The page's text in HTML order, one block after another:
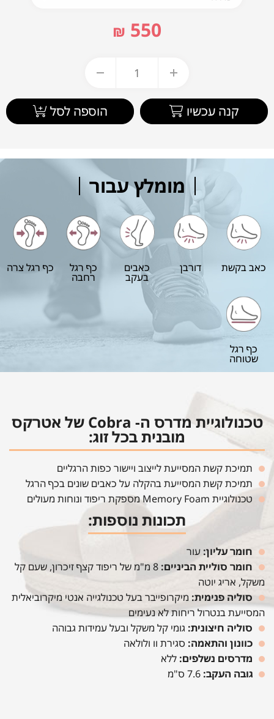
550
₪
קנה עכשיו הוספה לסל
מומלץ עבור
כאב בקשת דורבן כאבים
בעקב
כף רגל
רחבה
כף רגל צרה
כף רגל
שטוחה
טכנולוגיית מדרס ה- Cobra של אטרקס
מובנית בכל זוג:
תמיכת קשת המסייעת לייצוב ויישור כפות הרגליים
תמיכת קשת המסייעת בהקלה על כאבים שונים בכף הרגל
טכנולוגיית Memory Foam מספקת ריפוד ונוחות מעולים
תכונות נוספות:
חומר עליון: עור
חומר סוליית הביניים:
8 מ"מ של ריפוד קצף זיכרון, שעם קל
משקל, אריג יוטה
סוליה פנימית: מיקרופייבר בעל טכנולגייה אנטי מיקרוביאלית
המסייעת בנטרול ריחות לא נעימים
סוליה חיצונית: גומי קל משקל ובעל עמידות גבוהה
כוונון והתאמה: סגירת וו ולולאה
מדרסים נשלפים: ללא
גובה העקב: